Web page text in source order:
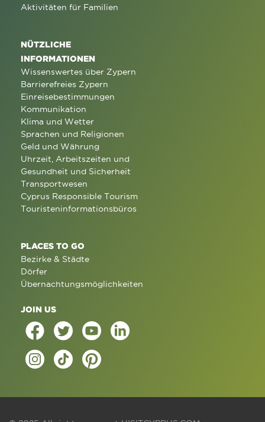
Aktivitäten für Familien
NÜTZLICHE
INFORMATIONEN
Wissenswertes über Zypern
Barrierefreies Zypern
Einreisebestimmungen
Kommunikation
Klima und Wetter
Sprachen und Religionen
Geld und Währung
Uhrzeit, Arbeitszeiten und
Gesundheit und Sicherheit
Transportwesen
Cyprus Responsible Tourism
Touristeninformationsbüros
PLACES TO GO
Bezirke & Städte
Dörfer
Übernachtungsmöglichkeiten
JOIN US